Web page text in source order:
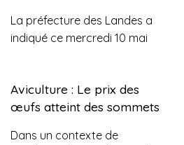
La préfecture des Landes a
indiqué ce mercredi 10 mai
Aviculture : Le prix des
œufs atteint des sommets
Dans un contexte de